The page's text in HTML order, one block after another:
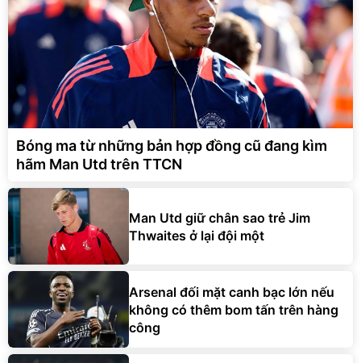
Bóng ma từ những bản hợp đồng cũ đang kìm
hãm Man Utd trên TTCN
Man Utd giữ chân sao trẻ Jim
Thwaites ở lại đội một
Arsenal đối mặt canh bạc lớn nếu
không có thêm bom tấn trên hàng
công